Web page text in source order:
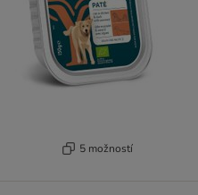
5 možností